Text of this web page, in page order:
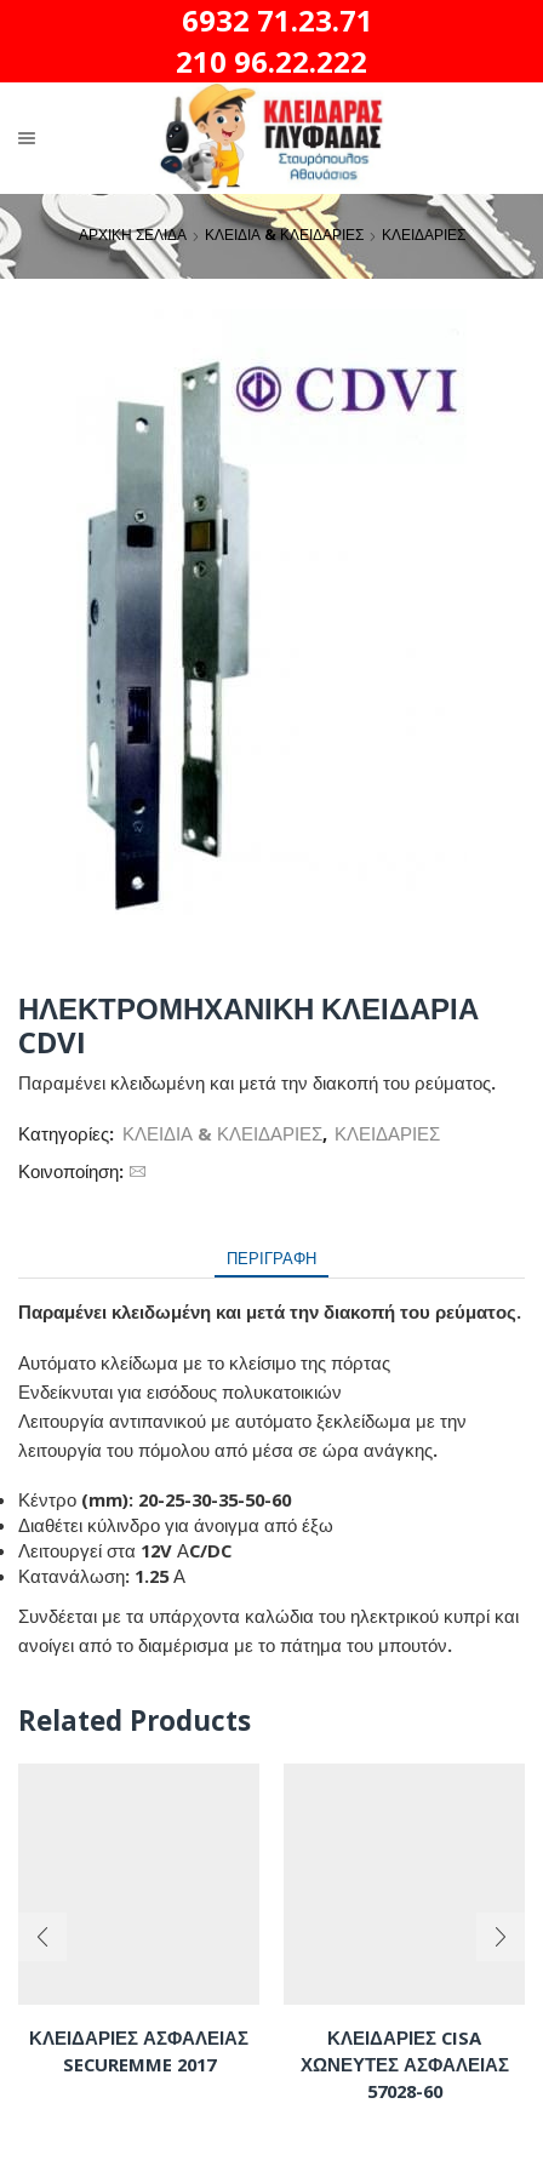
6932 71.23.71
210 96.22.222
ΑΡΧΙΚΗ ΣΕΛΙΔΑ ΚΛΕΙΔΙΑ & ΚΛΕΙΔΑΡΙΕΣ ΚΛΕΙΔΑΡΙΕΣ
ΗΛΕΚΤΡΟΜΗΧΑΝΙΚΗ ΚΛΕΙΔΑΡΙΑ
CDVI
Παραμένει κλειδωμένη και μετά την διακοπή του ρεύματος.
Κατηγορίες: ΚΛΕΙΔΙΑ & ΚΛΕΙΔΑΡΙΕΣ, ΚΛΕΙΔΑΡΙΕΣ
Κοινοποίηση:
ΠΕΡΙΓΡΑΦΉ
Παραμένει κλειδωμένη και μετά την διακοπή του ρεύματος.
Αυτόματο κλείδωμα με το κλείσιμο της πόρτας
Ενδείκνυται για εισόδους πολυκατοικιών
Λειτουργία αντιπανικού με αυτόματο ξεκλείδωμα με την
λειτουργία του πόμολου από μέσα σε ώρα ανάγκης.
Κέντρο (mm): 20-25-30-35-50-60
Διαθέτει κύλινδρο για άνοιγμα από έξω
Λειτουργεί στα 12V ΑC/DC
Κατανάλωση: 1.25 Α
Συνδέεται με τα υπάρχοντα καλώδια του ηλεκτρικού κυπρί και
ανοίγει από το διαμέρισμα με το πάτημα του μπουτόν.
Related Products
ΚΛΕΙΔΑΡΙΕΣ ΑΣΦΑΛΕΙΑΣ
SECUREMME 2017
ΚΛΕΙΔΑΡΙΕΣ CISA
ΧΩΝΕΥΤΕΣ ΑΣΦΑΛΕΙΑΣ
57028-60